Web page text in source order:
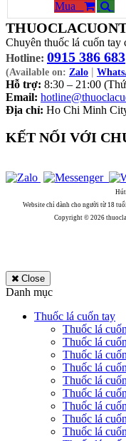
Mua
Chuyên thuốc lá cuốn tay
Hotline: 0915 386 683
(Available on: Zalo |
Hỗ trợ: 8:30 – 21:00
Email:
Địa chỉ: Ho Chi Minh
KẾT NỐI VỚI
Hút
Website chỉ dành cho người từ 18
Copyright © 2026
Close
Danh mục
Thuốc lá cuốn tay
Thuốc lá
Thuốc lá
Thuốc lá
Thuốc lá
Thuốc lá
Thuốc lá
Thuốc lá
Thuốc lá
Thuốc lá